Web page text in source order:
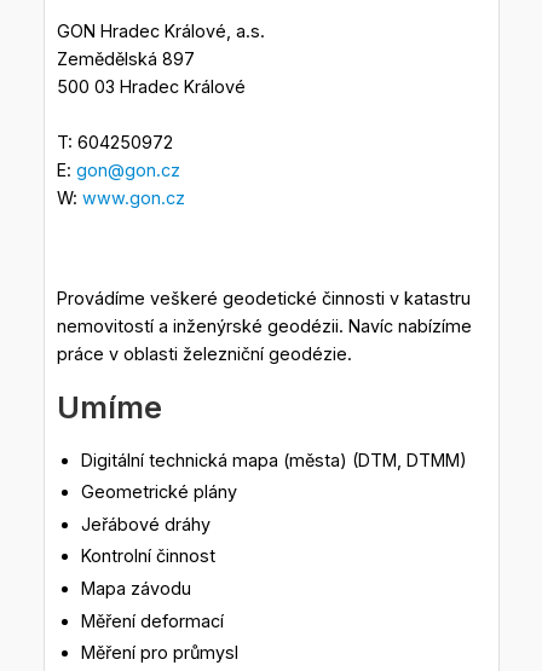
GON Hradec Králové, a.s.
Zemědělská 897
500 03 Hradec Králové
T: 604250972
E: gon@gon.cz
W: www.gon.cz
Provádíme veškeré geodetické činnosti v katastru
nemovitostí a inženýrské geodézii. Navíc nabízíme
práce v oblasti železniční geodézie.
Umíme
Digitální technická mapa (města) (DTM, DTMM)
Geometrické plány
Jeřábové dráhy
Kontrolní činnost
Mapa závodu
Měření deformací
Měření pro průmysl